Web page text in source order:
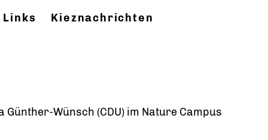
Links Kieznachrichten
Wünsch (CDU) im Nature Campus